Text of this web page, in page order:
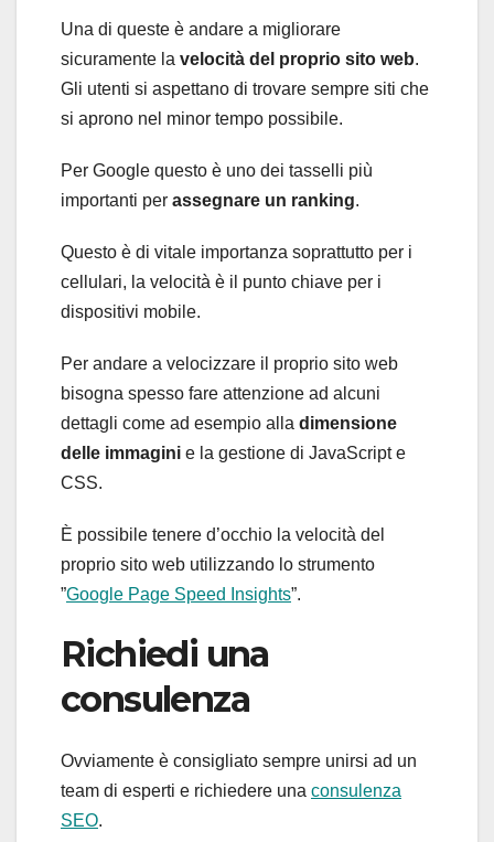
Una di queste è andare a migliorare
sicuramente la velocità del proprio sito web.
Gli utenti si aspettano di trovare sempre siti che
si aprono nel minor tempo possibile.
Per Google questo è uno dei tasselli più
importanti per assegnare un ranking.
Questo è di vitale importanza soprattutto per i
cellulari, la velocità è il punto chiave per i
dispositivi mobile.
Per andare a velocizzare il proprio sito web
bisogna spesso fare attenzione ad alcuni
dettagli come ad esempio alla dimensione
delle immagini e la gestione di JavaScript e
CSS.
È possibile tenere d’occhio la velocità del
proprio sito web utilizzando lo strumento
”Google Page Speed Insights”.
Richiedi una
consulenza
Ovviamente è consigliato sempre unirsi ad un
team di esperti e richiedere una consulenza
SEO.